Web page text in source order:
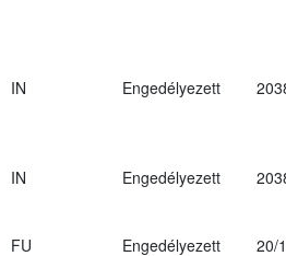
IN Engedélyezett
IN Engedélyezett
FU Engedélyezett
20/